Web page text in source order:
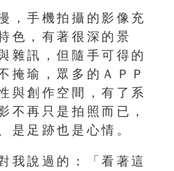
，手機拍攝的影像充
色，有著很深的景
雜訊，但隨手可得的
掩瑜，眾多的ＡＰＰ
與創作空間，有了系
不再只是拍照而已，
是足跡也是心情。
我說過的：「看著這